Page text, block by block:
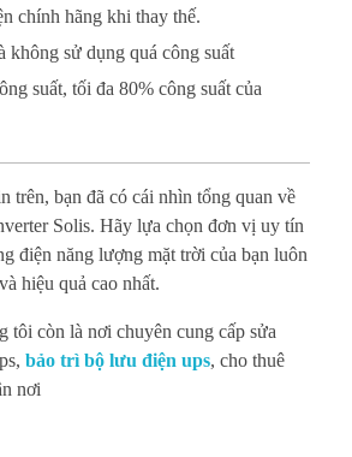
chính hãng khi thay thế.
sử dụng quá công suất
suất, tối đa 80% công suất của
trên, bạn đã có cái nhìn tổng quan về
Solis. Hãy lựa chọn đơn vị uy tín
điện năng lượng mặt trời của bạn luôn
hiệu quả cao nhất.
tôi còn là nơi chuyên cung cấp sửa
bảo trì bộ lưu điện ups, cho thuê
nơi